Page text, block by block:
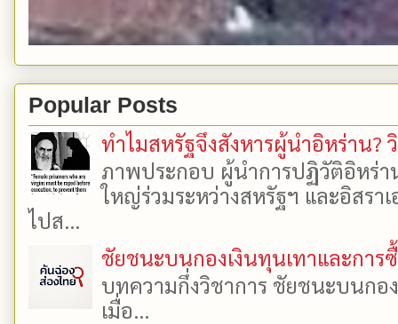
Popular Posts
ทำไมสหรัฐจึงสังหารผู้นำอิหร่าน?
ภาพประกอบ ผู้นำการปฏิวัติอิหร่า
ใหญ่ร่วมระหว่างสหรัฐฯ และอิสรา
ไปส...
ชัยชนะบนกองเงินทุนเทาและการ
บทความกึ่งวิชาการ ชัยชนะบนกอ
เมื่อ...